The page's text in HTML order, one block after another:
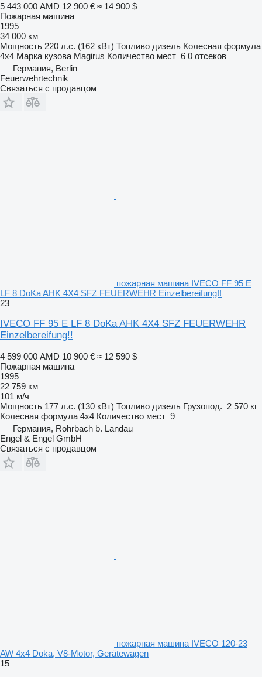
5 443 000 AMD 12 900 € ≈ 14 900 $
Пожарная машина
1995
34 000 км
Мощность 220 л.с. (162 кВт) Топливо дизель Колесная формула
4x4 Марка кузова Magirus Количество мест 6 0 отсеков
Германия, Berlin
Feuerwehrtechnik
Связаться с продавцом
пожарная машина IVECO FF 95 E
LF 8 DoKa AHK 4X4 SFZ FEUERWEHR Einzelbereifung!!
23
IVECO FF 95 E LF 8 DoKa AHK 4X4 SFZ FEUERWEHR
Einzelbereifung!!
4 599 000 AMD 10 900 € ≈ 12 590 $
Пожарная машина
1995
22 759 км
101 м/ч
Мощность 177 л.с. (130 кВт) Топливо дизель Грузопод. 2 570 кг
Колесная формула 4x4 Количество мест 9
Германия, Rohrbach b. Landau
Engel & Engel GmbH
Связаться с продавцом
пожарная машина IVECO 120-23
AW 4x4 Doka, V8-Motor, Gerätewagen
15